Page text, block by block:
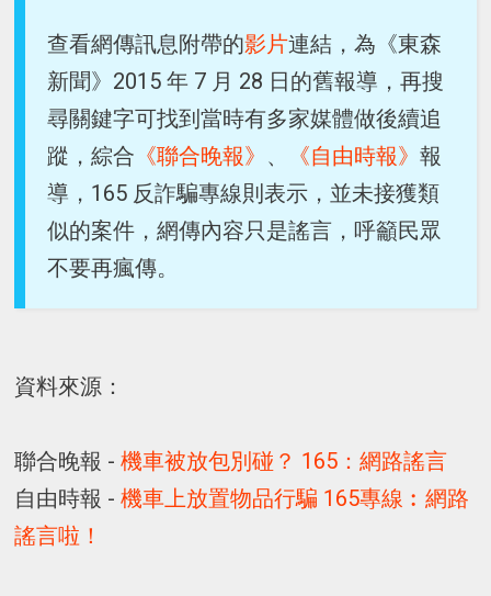
查看網傳訊息附帶的影片連結，為《東森
新聞》2015 年 7 月 28 日的舊報導，再搜
尋關鍵字可找到當時有多家媒體做後續追
蹤，綜合 《聯合晚報》 、 《自由時報》報
導，165 反詐騙專線則表示，並未接獲類
似的案件，網傳內容只是謠言，呼籲民眾
不要再瘋傳。
資料來源：
聯合晚報 -機車被放包別碰？ 165：網路謠言
自由時報 -機車上放置物品行騙 165專線︰網路
謠言啦！